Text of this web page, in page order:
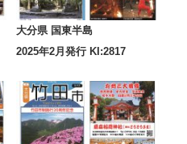
大分県 国東半島
2025年2月発行 KI:2817